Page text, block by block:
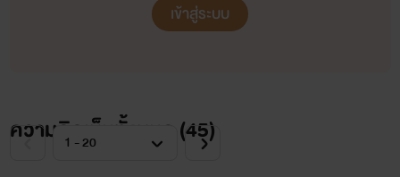
เข้าสู่ระบบ
ความคิดเห็นทั้งหมด (45)